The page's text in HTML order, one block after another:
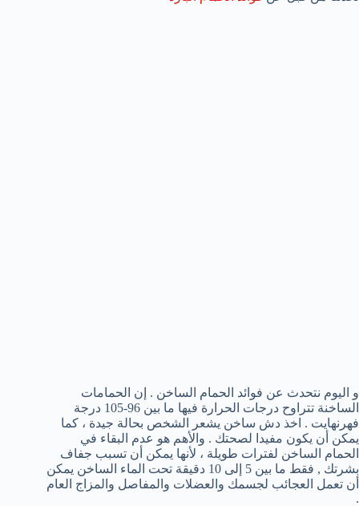
و اليوم نتحدث عن فوائد الحمام الساخن . إن الحمامات
الساخنة تتراوح درجات الحرارة فيها ما بين 96-105 درجة
فهرنهايت . اخذ دش ساخن يشعر الشخص بحالة جيدة ، كما
يمكن أن يكون مفيدا لصحتك . والأهم هو عدم البقاء في
الحمام الساخن لفترات طويلة ، لأنها يمكن أن تسبب جفاف
بشرتك , فقط ما بين 5 إلى 10 دقيقة تحت الماء الساخن يمكن
أن تعمل العجائب لجسمك والعضلات والمفاصل والمزاج العام
.